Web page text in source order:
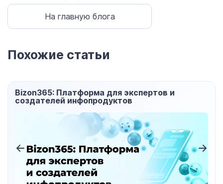
На главную блога
Похожие статьи
Bizon365: Платформа для экспертов и
создателей инфопродуктов